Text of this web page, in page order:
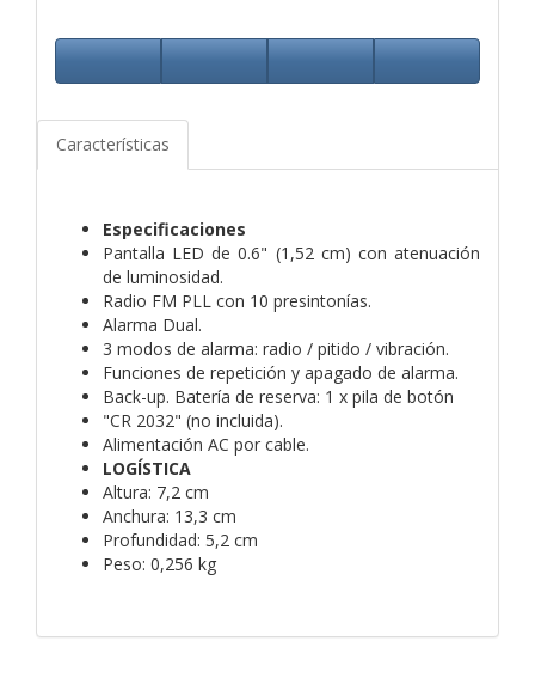
Características
Especificaciones
Pantalla LED de 0.6" (1,52 cm) con atenuación
de luminosidad.
Radio FM PLL con 10 presintonías.
Alarma Dual.
3 modos de alarma: radio / pitido / vibración.
Funciones de repetición y apagado de alarma.
Back-up. Batería de reserva: 1 x pila de botón
"CR 2032" (no incluida).
Alimentación AC por cable.
LOGÍSTICA
Altura: 7,2 cm
Anchura: 13,3 cm
Profundidad: 5,2 cm
Peso: 0,256 kg